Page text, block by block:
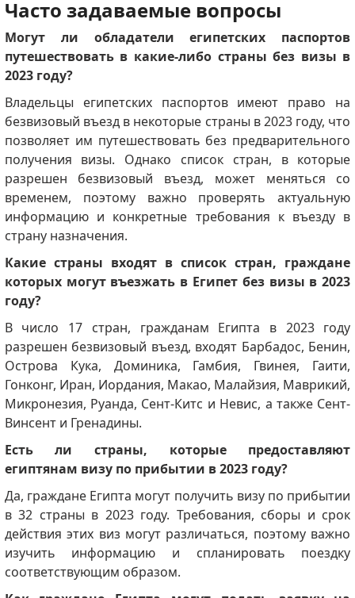
Часто задаваемые вопросы
Могут ли обладатели египетских паспортов
путешествовать в какие-либо страны без визы в
2023 году?
Владельцы египетских паспортов имеют право на
безвизовый въезд в некоторые страны в 2023 году, что
позволяет им путешествовать без предварительного
получения визы. Однако список стран, в которые
разрешен безвизовый въезд, может меняться со
временем, поэтому важно проверять актуальную
информацию и конкретные требования к въезду в
страну назначения.
Какие страны входят в список стран, граждане
которых могут въезжать в Египет без визы в 2023
году?
В число 17 стран, гражданам Египта в 2023 году
разрешен безвизовый въезд, входят Барбадос, Бенин,
Острова Кука, Доминика, Гамбия, Гвинея, Гаити,
Гонконг, Иран, Иордания, Макао, Малайзия, Маврикий,
Микронезия, Руанда, Сент-Китс и Невис, а также Сент-
Винсент и Гренадины.
Есть ли страны, которые предоставляют
египтянам визу по прибытии в 2023 году?
Да, граждане Египта могут получить визу по прибытии
в 32 страны в 2023 году. Требования, сборы и срок
действия этих виз могут различаться, поэтому важно
изучить информацию и спланировать поездку
соответствующим образом.